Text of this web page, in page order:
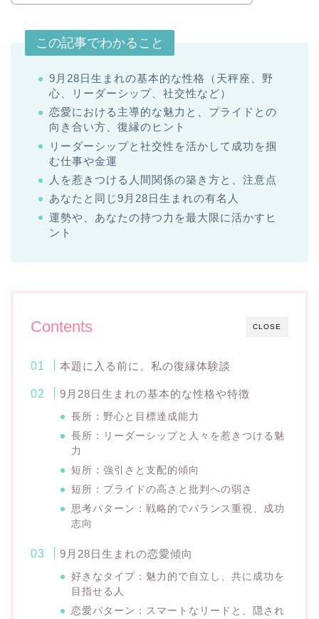
この記事でわかること
9月28日生まれの基本的な性格（天秤座、野
心、リーダーシップ、社交性など）
恋愛における主導的な魅力と、プライドとの
向き合い方、復縁のヒント
リーダーシップと社交性を活かして成功を掴
む仕事や金運
人を惹きつける人間関係の築き方と、注意点
あなたと同じ9月28日生まれの有名人
運勢や、あなたの持つ力を最大限に活かすヒ
ント
CLOSE
Contents
本題に入る前に。私の復縁体験談
9月28日生まれの基本的な性格や特徴
長所：野心と目標達成能力
長所：リーダーシップと人々を惹きつける魅
力
短所：強引さと支配的傾向
短所：プライドの高さと批判への弱さ
思考パターン：戦略的でバランス重視、成功
志向
9月28日生まれの恋愛傾向
好きなタイプ：魅力的で自立し、共に成功を
目指せる人
恋愛パターン：スマートなリードと、隠され